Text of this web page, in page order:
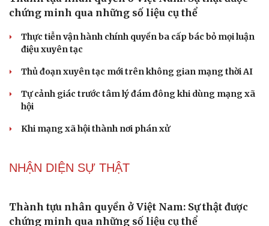
Tư vấn
check-in
Câu chuyện thời sự
Cửa sổ tình yêu
mãn kinh như thế nào?
Phong slư - “thư tình” bằng dân ca của người Tày
Ngại khám bệnh, nhiều người tự chữa bệnh xã hội rồi
nhận hậu quả lớn
NHẬN DIỆN SỰ THẬT